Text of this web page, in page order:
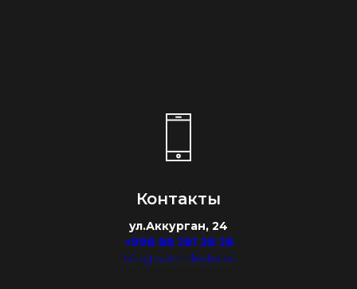
Контакты
ул.Аккурган, 24
+998 88 281 28 28
info@watchdealer.uz